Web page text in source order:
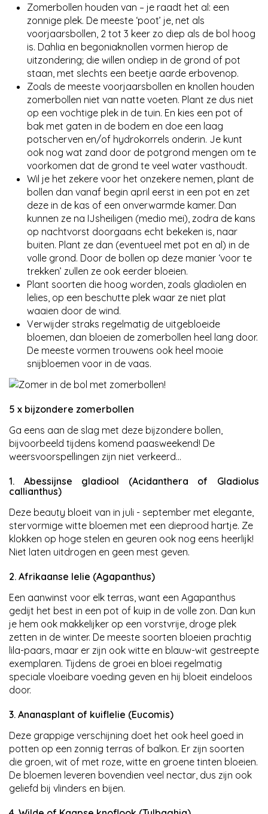
Zomerbollen houden van – je raadt het al: een
zonnige plek. De meeste ‘poot’ je, net als
voorjaarsbollen, 2 tot 3 keer zo diep als de bol hoog
is. Dahlia en begoniaknollen vormen hierop de
uitzondering; die willen ondiep in de grond of pot
staan, met slechts een beetje aarde erbovenop.
Zoals de meeste voorjaarsbollen en knollen houden
zomerbollen niet van natte voeten. Plant ze dus niet
op een vochtige plek in de tuin. En kies een pot of
bak met gaten in de bodem en doe een laag
potscherven en/of hydrokorrels onderin. Je kunt
ook nog wat zand door de potgrond mengen om te
voorkomen dat de grond te veel water vasthoudt.
Wil je het zekere voor het onzekere nemen, plant de
bollen dan vanaf begin april eerst in een pot en zet
deze in de kas of een onverwarmde kamer. Dan
kunnen ze na IJsheiligen (medio mei), zodra de kans
op nachtvorst doorgaans echt bekeken is, naar
buiten. Plant ze dan (eventueel met pot en al) in de
volle grond. Door de bollen op deze manier ‘voor te
trekken’ zullen ze ook eerder bloeien.
Plant soorten die hoog worden, zoals gladiolen en
lelies, op een beschutte plek waar ze niet plat
waaien door de wind.
Verwijder straks regelmatig de uitgebloeide
bloemen, dan bloeien de zomerbollen heel lang door.
De meeste vormen trouwens ook heel mooie
snijbloemen voor in de vaas.
5 x bijzondere zomerbollen
Ga eens aan de slag met deze bijzondere bollen,
bijvoorbeeld tijdens komend paasweekend! De
weersvoorspellingen zijn niet verkeerd...
1. Abessijnse gladiool (Acidanthera of Gladiolus
callianthus)
Deze beauty bloeit van in juli - september met elegante,
stervormige witte bloemen met een dieprood hartje. Ze
klokken op hoge stelen en geuren ook nog eens heerlijk!
Niet laten uitdrogen en geen mest geven.
2. Afrikaanse lelie (Agapanthus)
Een aanwinst voor elk terras, want een Agapanthus
gedijt het best in een pot of kuip in de volle zon. Dan kun
je hem ook makkelijker op een vorstvrije, droge plek
zetten in de winter. De meeste soorten bloeien prachtig
lila-paars, maar er zijn ook witte en blauw-wit gestreepte
exemplaren. Tijdens de groei en bloei regelmatig
speciale vloeibare voeding geven en hij bloeit eindeloos
door.
3. Ananasplant of kuiflelie (Eucomis)
Deze grappige verschijning doet het ook heel goed in
potten op een zonnig terras of balkon. Er zijn soorten
die groen, wit of met roze, witte en groene tinten bloeien.
De bloemen leveren bovendien veel nectar, dus zijn ook
geliefd bij vlinders en bijen.